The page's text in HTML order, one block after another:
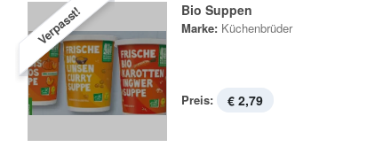
Verpasst! Bio Suppen
Marke: Küchenbrüder
Preis: € 2,79